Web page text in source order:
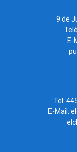
9 de
E-
Tel:
E-Mail: